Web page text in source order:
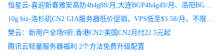
恒星云-喜迎新春雅安高防4h4g88/月,大连BGP4h4g49/月、洛阳BGP4h4g49/月大量产品优惠中
10g.biz-洛杉矶CN2 GIA服务器低价促销，VPS低至$3.58/月，不限流量200M 独立服务器低至$97.3/月
樊云：新用户全场9折,香港CN2/美国CN2月付22.5元起
腾讯云轻量服务器福利 2个方法免费升级配置